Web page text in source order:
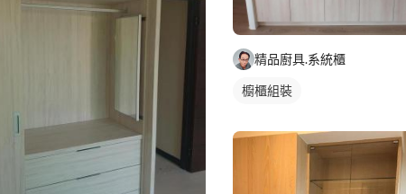
精品廚具.系統櫃
櫥櫃組裝